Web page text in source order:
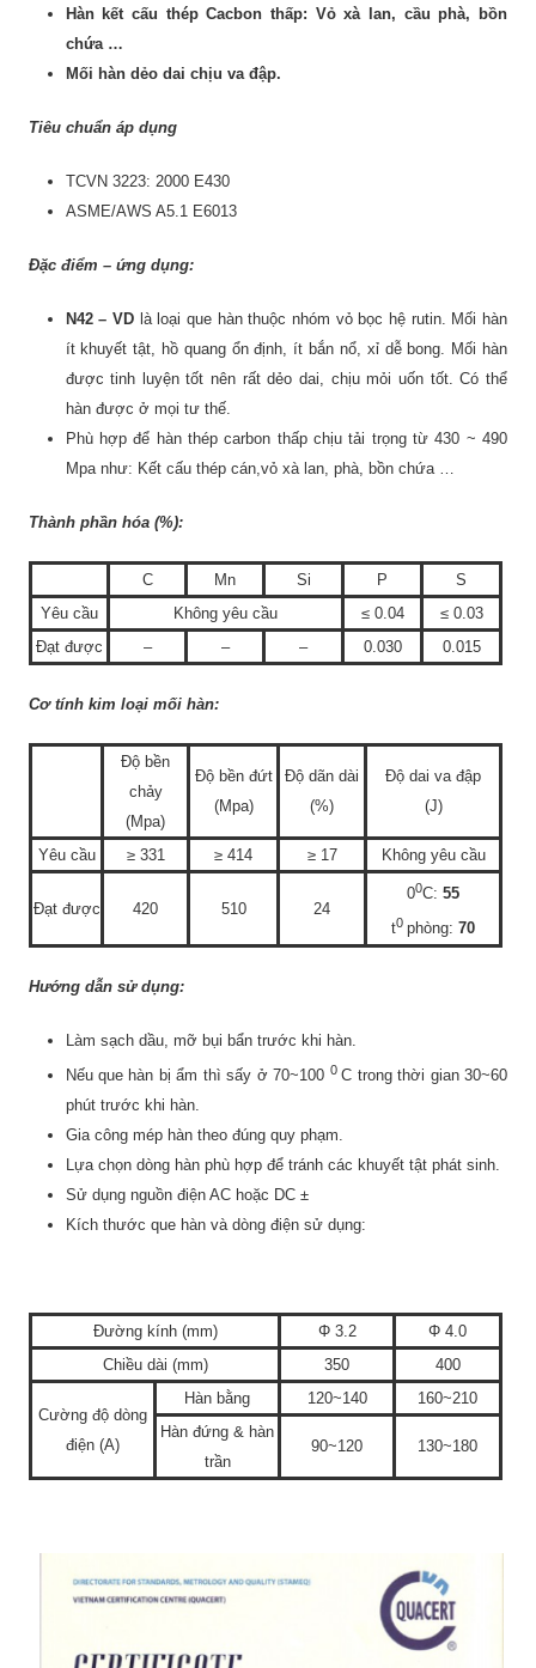
Hàn kết cấu thép Cacbon thấp: Vỏ xà lan, cầu phà, bồn
chứa …
Mối hàn dẻo dai chịu va đập.
Tiêu chuẩn áp dụng
TCVN 3223: 2000 E430
ASME/AWS A5.1 E6013
Đặc điểm – ứng dụng:
N42 – VDlà loại que hàn thuộc nhóm vỏ bọc hệ rutin. Mối hàn
ít khuyết tật, hồ quang ổn định, ít bắn nổ, xỉ dễ bong. Mối hàn
được tinh luyện tốt nên rất dẻo dai, chịu mỏi uốn tốt. Có thể
hàn được ở mọi tư thế.
Phù hợp để hàn thép carbon thấp chịu tải trọng từ 430 ~ 490
Mpa như: Kết cấu thép cán,vỏ xà lan, phà, bồn chứa …
Thành phần hóa (%):
C Mn Si P
S
Yêu cầu
Không yêu cầu ≤ 0.04
≤ 0.03
Đạt được
– – – 0.030 0.015
Cơ tính kim loại mối hàn:
Độ bền
chảy
(Mpa)
Độ bền đứt
(Mpa)
Độ dãn dài
(%)
Độ dai va đập
(J)
Yêu cầu ≥ 331 ≥ 414 ≥ 17 Không yêu cầu
Đạt được 420 510 24
00C: 55
t0 phòng: 70
Hướng dẫn sử dụng:
Làm sạch dầu, mỡ bụi bẩn trước khi hàn.
Nếu que hàn bị ẩm thì sấy ở 70~100 0C trong thời gian 30~60
phút trước khi hàn.
Gia công mép hàn theo đúng quy phạm.
Lựa chọn dòng hàn phù hợp để tránh các khuyết tật phát sinh.
Sử dụng nguồn điện AC hoặc DC ±
Kích thước que hàn và dòng điện sử dụng:
Đường kính (mm) Φ 3.2
Φ 4.0
Chiều dài (mm)
350 400
Cường độ dòng
điện (A)
Hàn bằng 120~140
160~210
Hàn đứng & hàn
trần
90~120 130~180